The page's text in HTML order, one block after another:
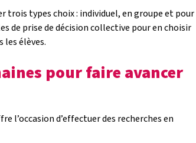
trois types choix : individuel, en groupe et pour
de prise de décision collective pour en choisir
élèves.
pour faire avancer
l’occasion d’effectuer des recherches en